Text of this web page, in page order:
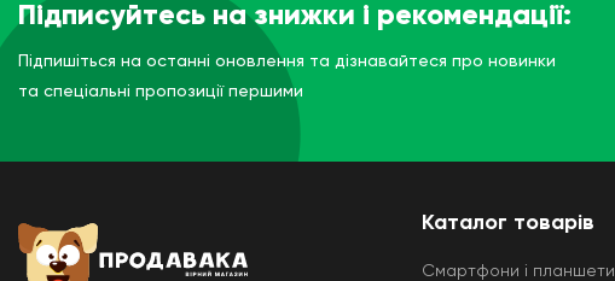
Підписуйтесь на знижки і рекомендації:
Підпишіться на останні оновлення та дізнавайтеся про новинки
та спеціальні пропозиції першими
Каталог товарів
Смартфони і планшети